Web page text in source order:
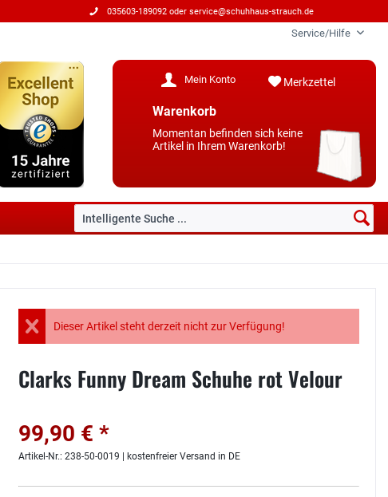
035603-189092 oder service@schuhhaus-strauch.de
Service/Hilfe
Merkzettel
Mein Konto
Warenkorb
Momentan befinden sich keine
Artikel in Ihrem Warenkorb!
Dieser Artikel steht derzeit nicht zur Verfügung!
Clarks Funny Dream Schuhe rot Velour
99,90 € *
Artikel-Nr.: 238-50-0019 | kostenfreier Versand in DE